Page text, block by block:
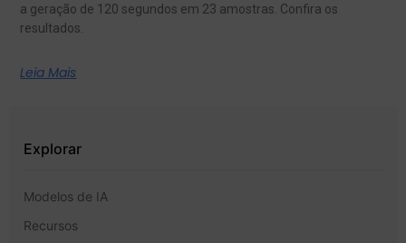
a geração de 120 segundos em 23 amostras. Confira os
resultados.
Leia Mais
Explorar
Modelos de IA
Recursos